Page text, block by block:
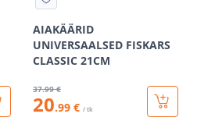
AIAKÄÄRID
UNIVERSAALSED FISKARS
CLASSIC 21CM
37.99 €
20.99 € / tk